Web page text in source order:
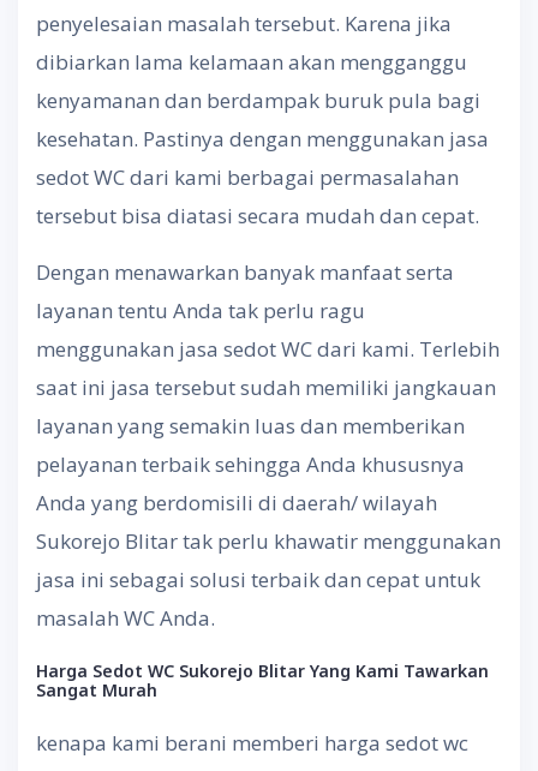
penyelesaian masalah tersebut. Karena jika
dibiarkan lama kelamaan akan mengganggu
kenyamanan dan berdampak buruk pula bagi
kesehatan. Pastinya dengan menggunakan jasa
sedot WC dari kami berbagai permasalahan
tersebut bisa diatasi secara mudah dan cepat.
Dengan menawarkan banyak manfaat serta
layanan tentu Anda tak perlu ragu
menggunakan jasa sedot WC dari kami. Terlebih
saat ini jasa tersebut sudah memiliki jangkauan
layanan yang semakin luas dan memberikan
pelayanan terbaik sehingga Anda khususnya
Anda yang berdomisili di daerah/ wilayah
Sukorejo Blitar tak perlu khawatir menggunakan
jasa ini sebagai solusi terbaik dan cepat untuk
masalah WC Anda.
Harga Sedot WC Sukorejo Blitar Yang Kami Tawarkan
Sangat Murah
kenapa kami berani memberi harga sedot wc